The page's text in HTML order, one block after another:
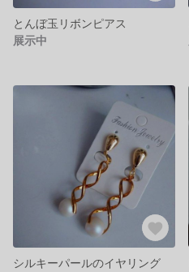
とんぼ玉リボンピアス
展示中
シルキーパールのイヤリング